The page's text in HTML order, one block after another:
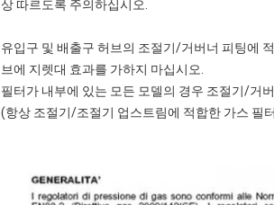
상 따르도록 주의하십시오.
유입구 및 배출구 허브의 조절기/거버너 피팅에
브에 지렛대 효과를 가하지 마십시오.
필터가 내부에 있는 모든 모델의 경우 조절기/거
(항상 조절기/조절기 업스트림에 적합한 가스 필